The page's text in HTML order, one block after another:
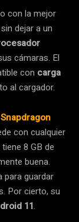
con la mejor
dejar a un
cámaras. El
con carga
al cargador.
con cualquier
8 GB de
buena.
para guardar
Por cierto, su
11.